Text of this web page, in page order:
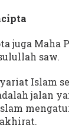
juga Maha
saw.
Islam
jalan